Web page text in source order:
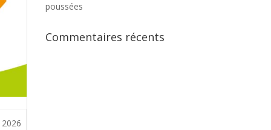
2026
poussées
Commentaires récents